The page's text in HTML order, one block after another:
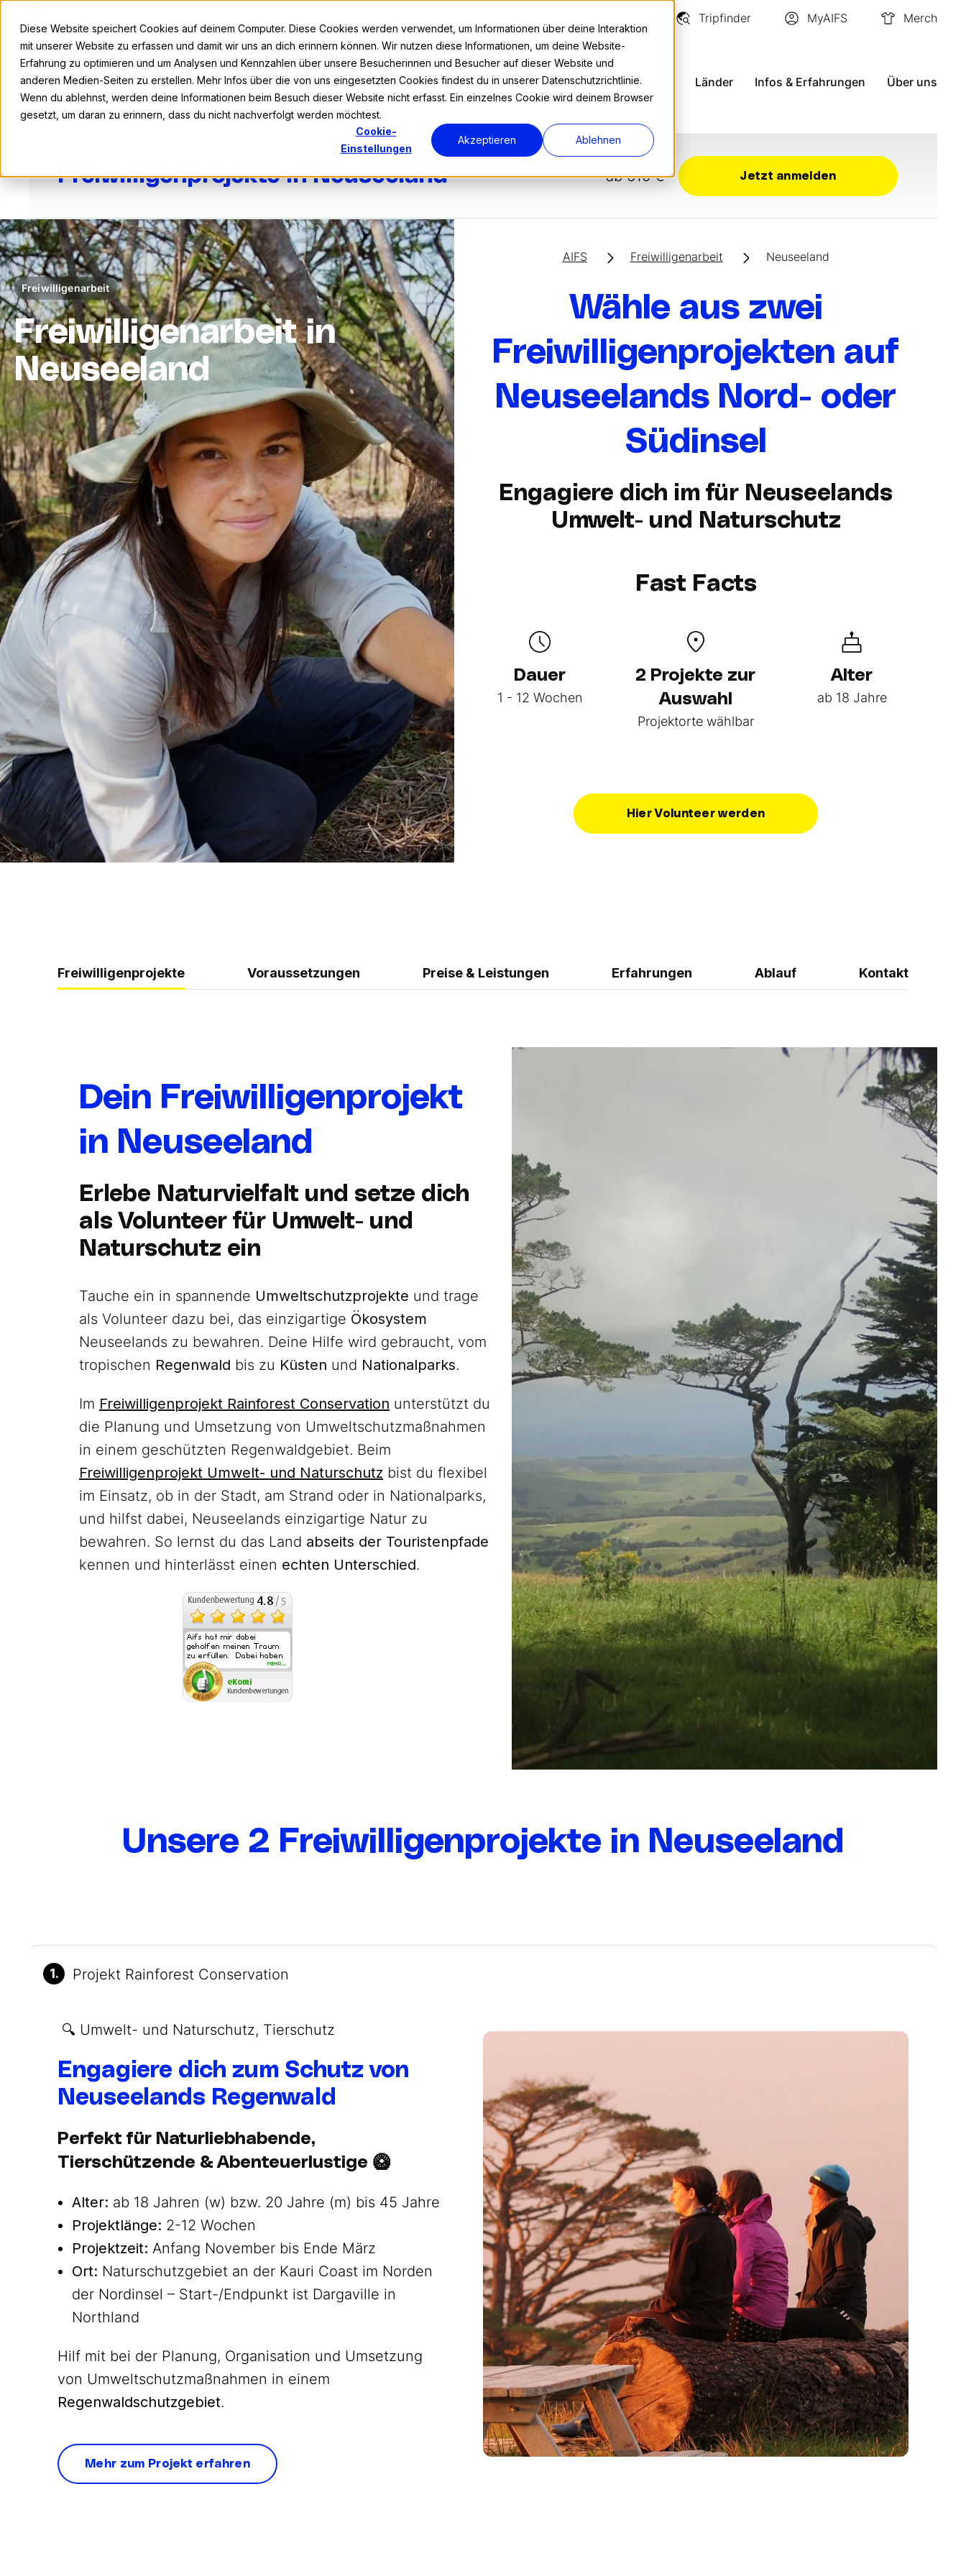
Diese Website speichert Cookies auf deinem Computer. Diese Cookies werden verwendet, um Informationen über deine Interaktion
mit unserer Website zu erfassen und damit wir uns an dich erinnern können. Wir nutzen diese Informationen, um deine Website-
Erfahrung zu optimieren und um Analysen und Kennzahlen über unsere Besucherinnen und Besucher auf dieser Website und
anderen Medien-Seiten zu erstellen. Mehr Infos über die von uns eingesetzten Cookies findest du in unserer Datenschutzrichtlinie.
Wenn du ablehnst, werden deine Informationen beim Besuch dieser Website nicht erfasst. Ein einzelnes Cookie wird deinem Browser
gesetzt, um daran zu erinnern, dass du nicht nachverfolgt werden möchtest.
Cookie-
Einstellungen
Akzeptieren Ablehnen
Tripfinder MyAIFS Merch
Programme Länder Infos & Erfahrungen Über uns
Freiwilligenprojekte in Neuseeland ab 610 € Jetzt anmelden
Freiwilligenarbeit
Freiwilligenarbeit in
Neuseeland
AIFS Freiwilligenarbeit Neuseeland
Wähle aus zwei
Freiwilligenprojekten auf
Neuseelands Nord- oder
Südinsel
Engagiere dich im für Neuseelands
Umwelt- und Naturschutz
Fast Facts
Dauer
1 - 12 Wochen
2 Projekte zur
Auswahl
Projektorte wählbar
Alter
ab 18 Jahre
Hier Volunteer werden
Freiwilligenprojekte Voraussetzungen Preise & Leistungen Erfahrungen Ablauf Kontakt
Dein Freiwilligenprojekt
in Neuseeland
Erlebe Naturvielfalt und setze dich
als Volunteer für Umwelt- und
Naturschutz ein
Tauche ein in spannende Umweltschutzprojekte und trage
als Volunteer dazu bei, das einzigartige Ökosystem
Neuseelands zu bewahren. Deine Hilfe wird gebraucht, vom
tropischen Regenwald bis zu Küsten und Nationalparks.
Im Freiwilligenprojekt Rainforest Conservation unterstützt du
die Planung und Umsetzung von Umweltschutzmaßnahmen
in einem geschützten Regenwaldgebiet. Beim
Freiwilligenprojekt Umwelt- und Naturschutz bist du flexibel
im Einsatz, ob in der Stadt, am Strand oder in Nationalparks,
und hilfst dabei, Neuseelands einzigartige Natur zu
bewahren. So lernst du das Land abseits der Touristenpfade
kennen und hinterlässt einen echten Unterschied.
Unsere 2 Freiwilligenprojekte in Neuseeland
1. Projekt Rainforest Conservation
🔍 Umwelt- und Naturschutz, Tierschutz
Engagiere dich zum Schutz von
Neuseelands Regenwald
Perfekt für Naturliebhabende,
Tierschützende & Abenteuerlustige 🥝
Alter: ab 18 Jahren (w) bzw. 20 Jahre (m) bis 45 Jahre
Projektlänge: 2-12 Wochen
Projektzeit: Anfang November bis Ende März
Ort: Naturschutzgebiet an der Kauri Coast im Norden
der Nordinsel – Start-/Endpunkt ist Dargaville in
Northland
Hilf mit bei der Planung, Organisation und Umsetzung
von Umweltschutzmaßnahmen in einem
Regenwaldschutzgebiet.
Mehr zum Projekt erfahren